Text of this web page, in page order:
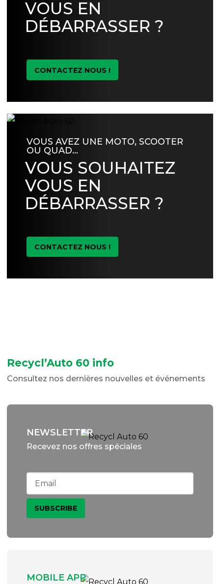
VOUS EN
DÉBARRASSER ?
CONTACTEZ NOUS !
VOUS AVEZ UNE MOTO, SCOOTER
OU QUAD…
VOUS SOUHAITEZ
VOUS EN
DÉBARRASSER ?
CONTACTEZ NOUS !
Recycl’Auto 60 info
Consultez nos dernières nouvelles et événements
NEWSLETTER
Recevez nos offres spéciales
MOBILE APP